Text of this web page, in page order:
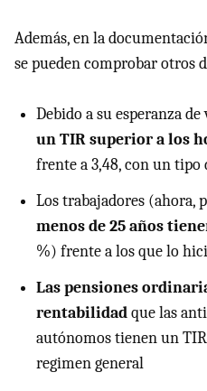
Además, en la
se pueden comprobar otros
Debido a su esperanza de
un TIR superior a los
frente a 3,48, con un tipo
Los trabajadores (ahora,
menos de 25 años
%) frente a los que lo
Las pensiones
rentabilidadque las
autónomos tienen un
regimen general